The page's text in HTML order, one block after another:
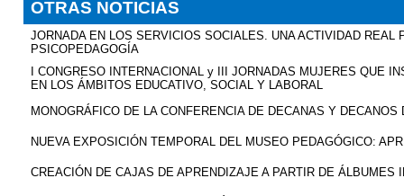
OTRAS NOTICIAS
JORNADA EN LOS SERVICIOS SOCIALES. UNA ACTIVIDAD REAL
PSICOPEDAGOGÍA
I CONGRESO INTERNACIONAL y III JORNADAS MUJERES QUE
EN LOS ÁMBITOS EDUCATIVO, SOCIAL Y LABORAL
MONOGRÁFICO DE LA CONFERENCIA DE DECANAS Y DECANOS
NUEVA EXPOSICIÓN TEMPORAL DEL MUSEO PEDAGÓGICO:
CREACIÓN DE CAJAS DE APRENDIZAJE A PARTIR DE ÁLBUMES